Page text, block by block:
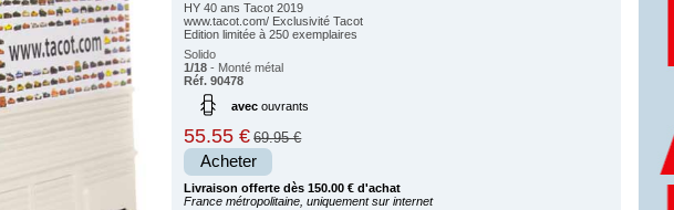
HY 40 ans Tacot 2019
www.tacot.com/ Exclusivité Tacot
Edition limitée à 250 exemplaires
Solido
1/18 - Monté métal
Réf. 90478
avecouvrants
55.55 € 69.95 €
Acheter
Livraison offerte dès 150.00 € d'achat
France métropolitaine, uniquement sur internet